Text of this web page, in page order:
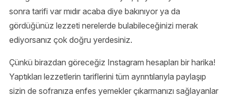
sonra tarifi var mıdır acaba diye bakınıyor ya da
gördüğünüz lezzeti nerelerde bulabileceğinizi merak
ediyorsanız çok doğru yerdesiniz.
Çünkü birazdan göreceğiz Instagram hesapları bir harika!
Yaptıkları lezzetlerin tariflerini tüm ayrıntılarıyla paylaşıp
sizin de sofranıza enfes yemekler çıkarmanızı sağlayanlar